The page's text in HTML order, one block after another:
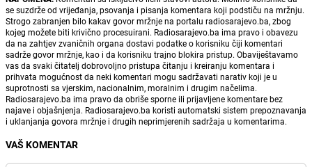
se suzdrže od vrijeđanja, psovanja i pisanja komentara koji podstiču na mržnju.
Strogo zabranjen bilo kakav govor mržnje na portalu radiosarajevo.ba, zbog
kojeg možete biti krivično procesuirani. Radiosarajevo.ba ima pravo i obavezu
da na zahtjev zvaničnih organa dostavi podatke o korisniku čiji komentari
sadrže govor mržnje, kao i da korisniku trajno blokira pristup. Obaviještavamo
vas da svaki čitatelj dobrovoljno pristupa čitanju i kreiranju komentara i
prihvata mogućnost da neki komentari mogu sadržavati narativ koji je u
suprotnosti sa vjerskim, nacionalnim, moralnim i drugim načelima.
Radiosarajevo.ba ima pravo da obriše sporne ili prijavljene komentare bez
najave i objašnjenja. Radiosarajevo.ba koristi automatski sistem prepoznavanja
i uklanjanja govora mržnje i drugih neprimjerenih sadržaja u komentarima.
VAŠ KOMENTAR